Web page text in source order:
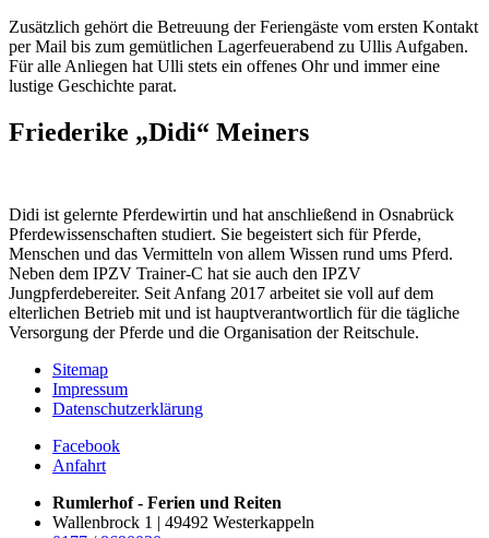
Zusätzlich gehört die Betreuung der Feriengäste vom ersten Kontakt
per Mail bis zum gemütlichen Lagerfeuerabend zu Ullis Aufgaben.
Für alle Anliegen hat Ulli stets ein offenes Ohr und immer eine
lustige Geschichte parat.
Friederike „Didi“ Meiners
Didi ist gelernte Pferdewirtin und hat anschließend in Osnabrück
Pferdewissenschaften studiert. Sie begeistert sich für Pferde,
Menschen und das Vermitteln von allem Wissen rund ums Pferd.
Neben dem IPZV Trainer-C hat sie auch den IPZV
Jungpferdebereiter. Seit Anfang 2017 arbeitet sie voll auf dem
elterlichen Betrieb mit und ist hauptverantwortlich für die tägliche
Versorgung der Pferde und die Organisation der Reitschule.
Sitemap
Impressum
Datenschutzerklärung
Facebook
Anfahrt
Rumlerhof - Ferien und Reiten
Wallenbrock 1 | 49492 Westerkappeln